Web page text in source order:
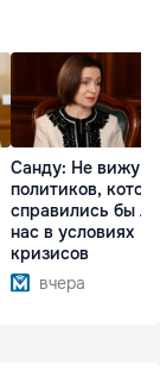
Санду: Не вижу
политиков,
справились бы
нас в условиях
кризисов
вчера